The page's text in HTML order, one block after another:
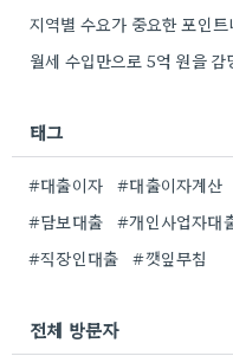
태그
#대출이자 #대출이자계산
#담보대출
#개인사업자대
#직장인대출
#깻잎무침
전체 방문자